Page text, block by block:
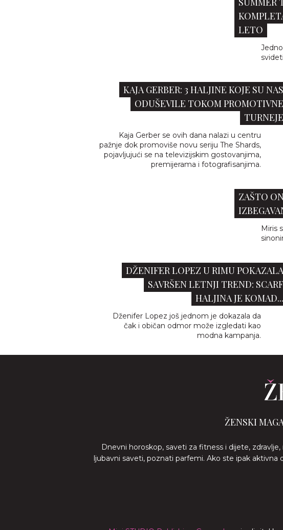
LETO
KAJA GERBER: 3 HALJINE KOJE SU NAS
ODUŠEVILE TOKOM PROMOTIVNE
TURNEJE
Kaja Gerber se ovih dana nalazi u centru
pažnje dok promoviše novu seriju The Shards,
pojavljujući se na televizijskim gostovanjima,
premijerama i fotografisanjima.
ZAŠTO
Miris
DŽENIFER LOPEZ U RIMU POKAZALA
SAVRŠEN LETNJI TREND: SCARF
HALJINA JE KOMAD...
Dženifer Lopez još jednom je dokazala da
čak i običan odmor može izgledati kao
modna kampanja.
ŽENSKI
Dnevni horoskop, saveti za fitness i dijete,
ljubavni saveti, poznati parfemi. Ako ste ipak